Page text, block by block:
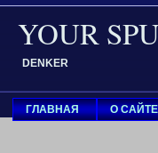
YOUR
DENKER
ГЛАВНАЯ О САЙТЕ